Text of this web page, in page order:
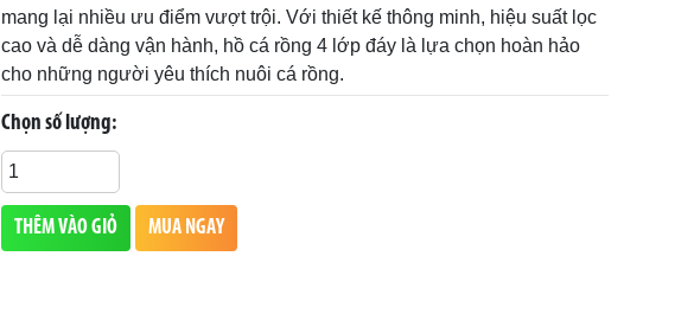
mang lại nhiều ưu điểm vượt trội. Với thiết kế thông minh, hiệu suất lọc
cao và dễ dàng vận hành, hồ cá rồng 4 lớp đáy là lựa chọn hoàn hảo
cho những người yêu thích nuôi cá rồng.
Chọn số lượng:
THÊM VÀO GIỎ MUA NGAY